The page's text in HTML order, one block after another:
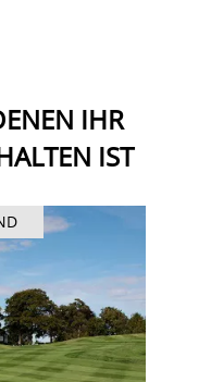
IHR
IST